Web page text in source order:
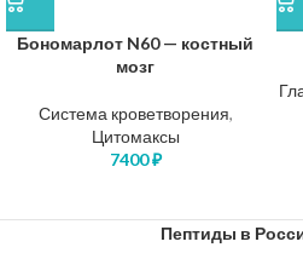
Бономарлот N60 — костный
мозг
Система кроветворения,
Цитомаксы
7400₽
Пептиды в